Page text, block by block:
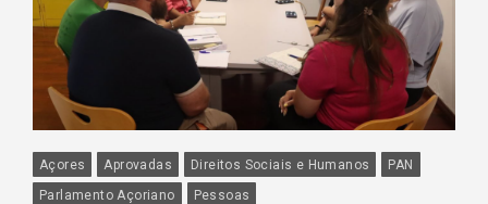
Açores Aprovadas Direitos Sociais e Humanos
PAN
Parlamento Açoriano
Pessoas